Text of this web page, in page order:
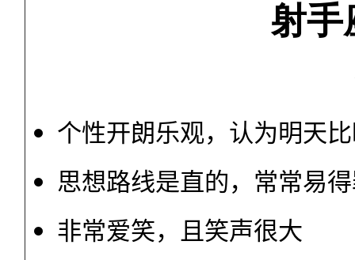
射手
个性开朗乐观，认为明天
思想路线是直的，常常易
非常爱笑，且笑声很大